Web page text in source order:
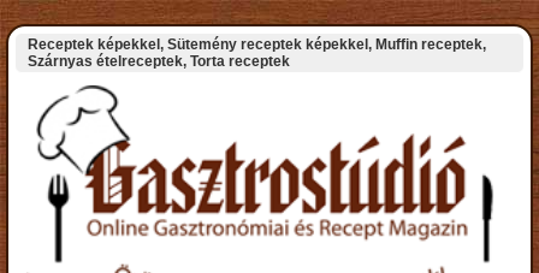
Receptek képekkel, Sütemény receptek képekkel, Muffin receptek,
Szárnyas ételreceptek, Torta receptek